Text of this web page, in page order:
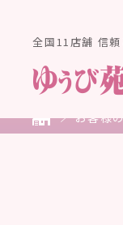
全国11店舗 信
お客様